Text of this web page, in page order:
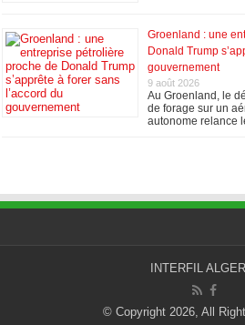
Groenland : une
Donald Trump
gouvernement
9 août 2026
Au Groenland, le
de forage sur un
autonome relance
INTERFIL
© Copyright 2026, All